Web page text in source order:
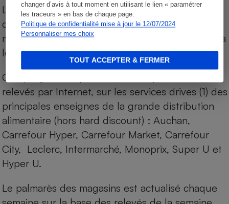
changer d’avis à tout moment en utilisant le lien « paramétrer
les traceurs » en bas de chaque page.
Politique de confidentialité mise à jour le 12/07/2024
Personnaliser mes choix
TOUT ACCEPTER & FERMER
Les comparaisons sont réalisées sur l’ensemble
des produits des magasins. Les produits de
marques de distributeurs (MDD) sont comparés à
leurs équivalents chez leurs concurrents.
Chaque jour, les prix de tous les produits sont
relevés par Internet, sur les services drives (1) des
principales enseignes de la grande distribution
alimentaire (hors hard discount) : Auchan,
Carrefour Hyper, Carrefour Market, Carrefour
City, Leclerc, Intermarché, Monoprix, Super U et
Hyper U.
Le palmarès des magasins est actualisé chaque